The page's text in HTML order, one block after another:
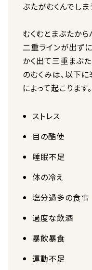
ぶたがむくんでしま
むくむとまぶたか
二重ラインが出ず
かく出て三重まぶ
のむくみは、以下
によって起こります。
ストレス
目の酷使
睡眠不足
体の冷え
塩分過多の食事
過度な飲酒
暴飲暴食
運動不足